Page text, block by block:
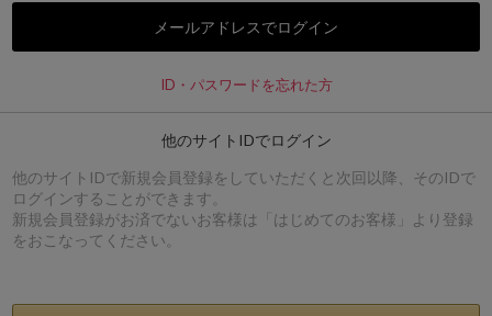
ID・パスワードを忘れた方
他のサイトIDでログイン
他のサイトIDで新規会員登録をしていただくと次回以降、そのIDで
ログインすることができます。
新規会員登録がお済でないお客様は「はじめてのお客様」より登録
をおこなってください。